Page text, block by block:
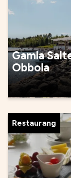
Gamla
Obbola
Restaurang